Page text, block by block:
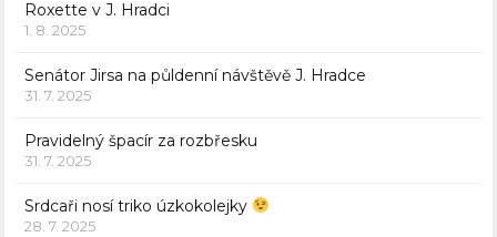
Roxette v J. Hradci
1. 8. 2025
Senátor Jirsa na půldenní návštěvě J. Hradce
31. 7. 2025
Pravidelný špacír za rozbřesku
31. 7. 2025
Srdcaři nosí triko úzkokolejky
28. 7. 2025